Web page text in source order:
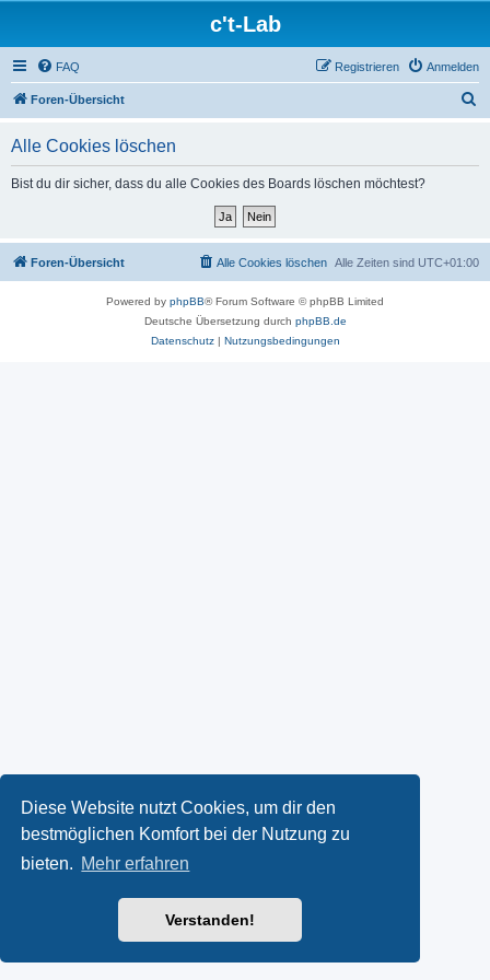
Diese Website nutzt Cookies, um dir den
bestmöglichen Komfort bei der Nutzung zu
bieten. Mehr erfahren
Verstanden!
c't-Lab
FAQ Anmelden
Registrieren
Foren-Übersicht
Alle Cookies löschen
Bist du dir sicher, dass du alle Cookies des Boards löschen möchtest?
Foren-Übersicht Alle Zeiten sind UTC+01:00
Alle Cookies löschen
Powered by phpBB® Forum Software © phpBB Limited
Deutsche Übersetzung durch phpBB.de
Datenschutz| Nutzungsbedingungen